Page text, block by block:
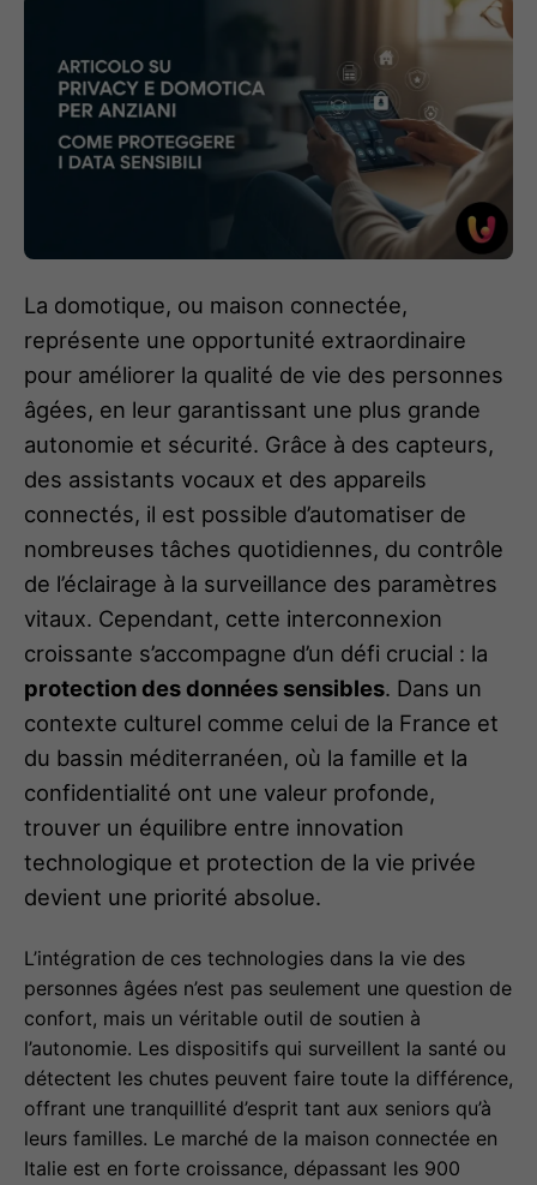
La domotique, ou maison connectée,
représente une opportunité extraordinaire
pour améliorer la qualité de vie des personnes
âgées, en leur garantissant une plus grande
autonomie et sécurité. Grâce à des capteurs,
des assistants vocaux et des appareils
connectés, il est possible d’automatiser de
nombreuses tâches quotidiennes, du contrôle
de l’éclairage à la surveillance des paramètres
vitaux. Cependant, cette interconnexion
croissante s’accompagne d’un défi crucial : la
protection des données sensibles. Dans un
contexte culturel comme celui de la France et
du bassin méditerranéen, où la famille et la
confidentialité ont une valeur profonde,
trouver un équilibre entre innovation
technologique et protection de la vie privée
devient une priorité absolue.
L’intégration de ces technologies dans la vie des
personnes âgées n’est pas seulement une question de
confort, mais un véritable outil de soutien à
l’autonomie. Les dispositifs qui surveillent la santé ou
détectent les chutes peuvent faire toute la différence,
offrant une tranquillité d’esprit tant aux seniors qu’à
leurs familles. Le marché de la maison connectée en
Italie est en forte croissance, dépassant les 900